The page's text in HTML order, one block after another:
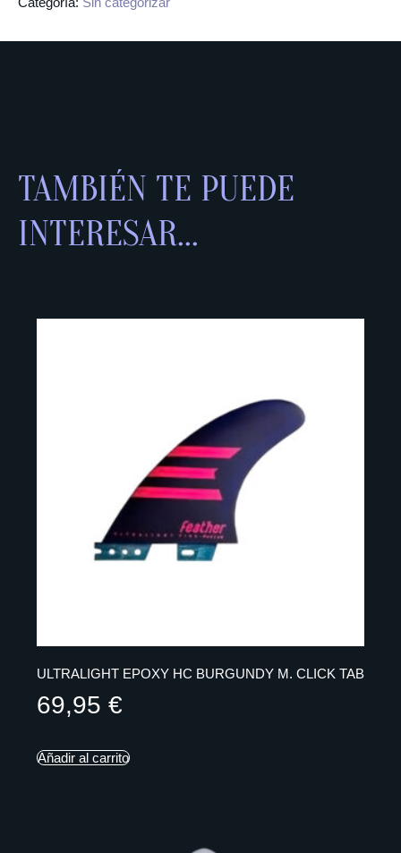
TAMBIÉN TE PUEDE
INTERESAR...
ULTRALIGHT EPOXY HC BURGUNDY M. CLICK TAB
69,95 €
Añadir al carrito